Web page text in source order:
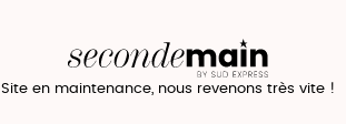
Site en maintenance, nous revenons très vite !